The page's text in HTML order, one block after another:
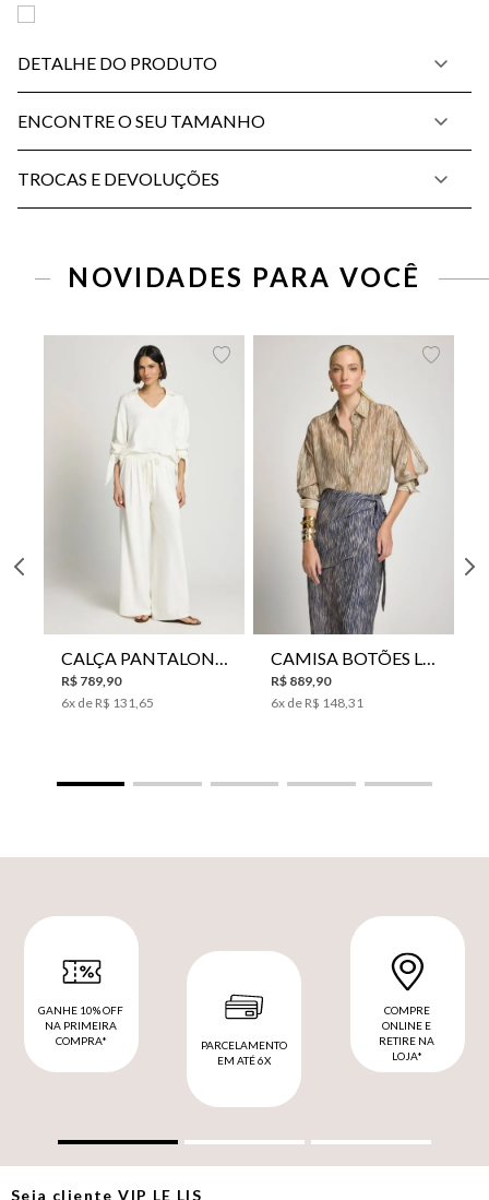
DETALHE DO PRODUTO
ENCONTRE O SEU TAMANHO
TROCAS E DEVOLUÇÕES
NOVIDADES PARA VOCÊ
G
R$ 789 90
6x de R$ 131 65
R$ 889 90
6x de R$ 148 31
GANHE 10% OFF
NA PRIMEIRA
COMPRA*
PARCELAMENTO
EM ATÉ 6X
COMPRE
ONLINE E
RETIRE NA
LOJA*
Seja clienteVIP LE LIS